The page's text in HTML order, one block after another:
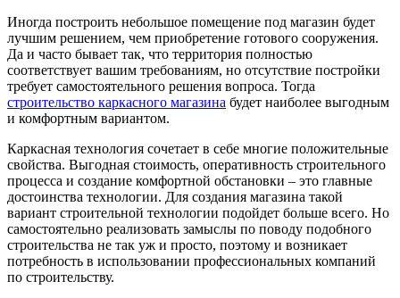
Иногда построить небольшое помещение под магазин будет
лучшим решением, чем приобретение готового сооружения.
Да и часто бывает так, что территория полностью
соответствует вашим требованиям, но отсутствие постройки
требует самостоятельного решения вопроса. Тогда
строительство каркасного магазина будет наиболее выгодным
и комфортным вариантом.
Каркасная технология сочетает в себе многие положительные
свойства. Выгодная стоимость, оперативность строительного
процесса и создание комфортной обстановки – это главные
достоинства технологии. Для создания магазина такой
вариант строительной технологии подойдет больше всего. Но
самостоятельно реализовать замыслы по поводу подобного
строительства не так уж и просто, поэтому и возникает
потребность в использовании профессиональных компаний
по строительству.